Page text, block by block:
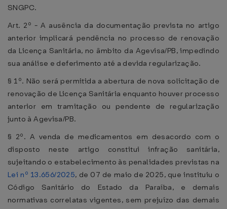
SNGPC.
Art. 2º - A ausência da documentação prevista no artigo
anterior implicará pendência no processo de renovação
da Licença Sanitária, no âmbito da Agevisa/PB, impedindo
sua análise e deferimento até a devida regularização.
§ 1º. Não será permitida a abertura de nova solicitação de
renovação de Licença Sanitária enquanto houver processo
anterior em tramitação ou pendente de regularização
junto à Agevisa/PB.
§ 2º. A venda de medicamentos em desacordo com o
disposto neste artigo constitui infração sanitária,
sujeitando o estabelecimento às penalidades previstas na
Lei nº 13.656/2025, de 07 de maio de 2025, que instituiu o
Código Sanitário do Estado da Paraíba, e demais
normativas correlatas vigentes, sem prejuízo das demais